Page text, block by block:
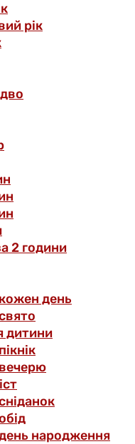
рік
2 години
день
дитини
народження